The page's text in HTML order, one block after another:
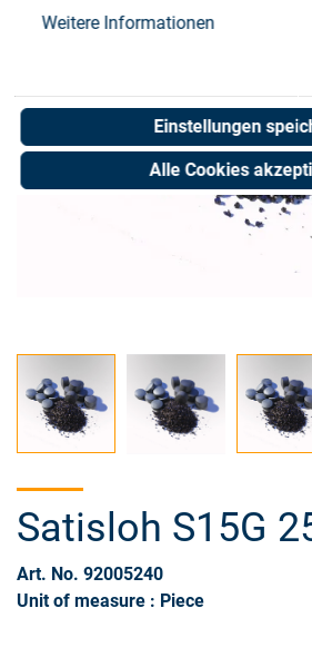
Weitere Informationen
Einstellungen
Alle Cookies
Satisloh S15G
Art. No. 92005240
Unit of measure : Piece